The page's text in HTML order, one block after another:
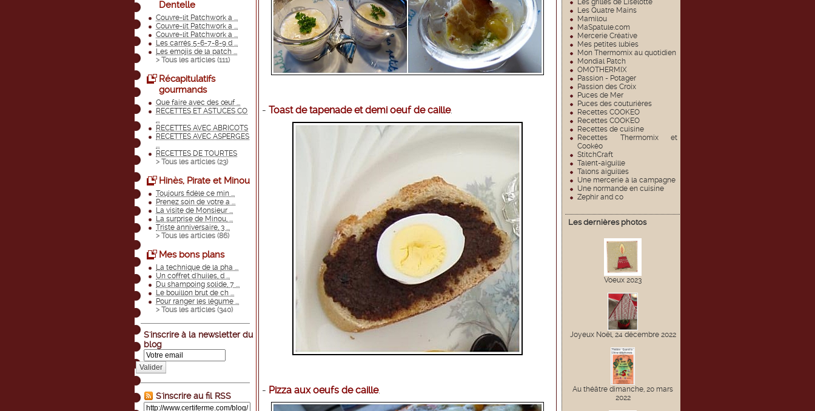
Les grilles de Liselotte
Les Quatre Mains
Mamilou
MaSpatule.com
Mercerie Créative
Mes petites lubies
Mon Thermomix au quotidien
Mondial Patch
OMOTHERMIX
Passion - Potager
Passion des Croix
Puces de Mer
Puces des couturières
Recettes COOKEO
Recettes COOKEO
Recettes de cuisine
Recettes Thermomix et
Cookéo
StitchCraft
Talent-aiguille
Talons aiguilles
Une mercerie à la campagne
Une normande en cuisine
Zephir and co
Les dernières photos
Voeux 2023
Joyeux Noël, 24 décembre 2022
Au théâtre dimanche, 20 mars
2022
Dentelle
Couvre-lit Patchwork a ...
Couvre-lit Patchwork a ...
Couvre-lit Patchwork a ...
Les carrés 5-6-7-8-9 d ...
Les emojis de la patch ...
> Tous les articles (111)
Récapitulatifs
gourmands
Que faire avec des œuf ...
RECETTES ET ASTUCES CO
...
RECETTES AVEC ABRICOTS
RECETTES AVEC ASPERGES
...
RECETTES DE TOURTES
> Tous les articles (23)
Hinès, Pirate et Minou
Toujours fidèle ce min ...
Prenez soin de votre a ...
La visite de Monsieur ...
La surprise de Minou, ...
Triste anniversaire, 3 ...
> Tous les articles (86)
Mes bons plans
La technique de la pha ...
Un coffret d'huiles, d ...
Du shampoing solide, 7 ...
Le bouillon brut de ch ...
Pour ranger les légume ...
> Tous les articles (340)
S'inscrire à la newsletter du
blog
Valider
S'inscrire au fil RSS
- Toast de tapenade et demi oeuf de caille.
- Pizza aux oeufs de caille.